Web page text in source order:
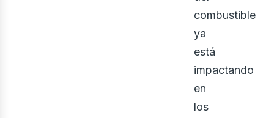
combustible
ya
está
impactando
en
los